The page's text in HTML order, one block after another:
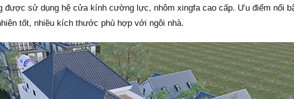
được sử dụng hệ cửa kính cường lực, nhôm xingfa cao cấp. Ưu điểm nổi
tốt, nhiều kích thước phù hợp với ngôi nhà.